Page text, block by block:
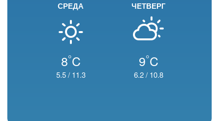
СРЕДА
8°C
5.5/ 11.3
ЧЕТВЕРГ
9°C
6.2/ 10.8